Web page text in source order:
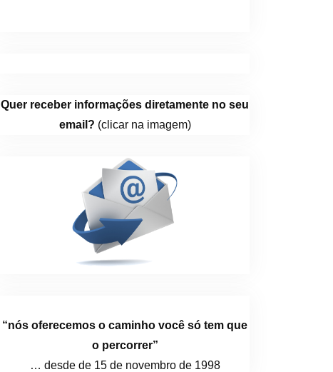
Quer receber informações diretamente no seu
email? (clicar na imagem)
“nós oferecemos o caminho você só tem que
o percorrer”
… desde de 15 de novembro de 1998